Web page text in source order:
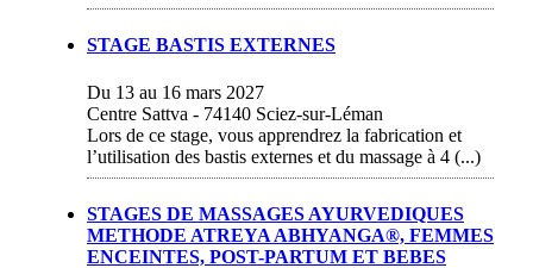
STAGE BASTIS EXTERNES
Du 13 au 16 mars 2027
Centre Sattva - 74140 Sciez-sur-Léman
Lors de ce stage, vous apprendrez la fabrication et
l’utilisation des bastis externes et du massage à 4 (...)
STAGES DE MASSAGES AYURVEDIQUES
METHODE ATREYA ABHYANGA®, FEMMES
ENCEINTES, POST-PARTUM ET BEBES